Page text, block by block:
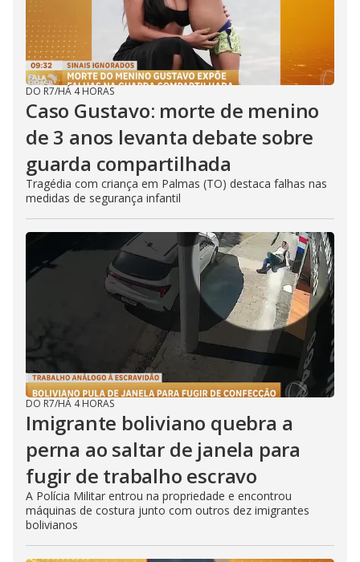
DO R7/HÁ 4 HORAS
Caso Gustavo: morte de menino
de 3 anos levanta debate sobre
guarda compartilhada
Tragédia com criança em Palmas (TO) destaca falhas nas
medidas de segurança infantil
DO R7/HÁ 4 HORAS
Imigrante boliviano quebra a
perna ao saltar de janela para
fugir de trabalho escravo
A Polícia Militar entrou na propriedade e encontrou
máquinas de costura junto com outros dez imigrantes
bolivianos